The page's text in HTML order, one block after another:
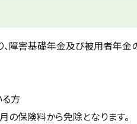
障害基礎年金及び被用者年
る方
保険料から免除となります。